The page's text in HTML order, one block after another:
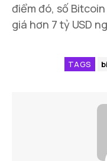
điểm đó, số
giá hơn 7 tỷ USD
TAGS